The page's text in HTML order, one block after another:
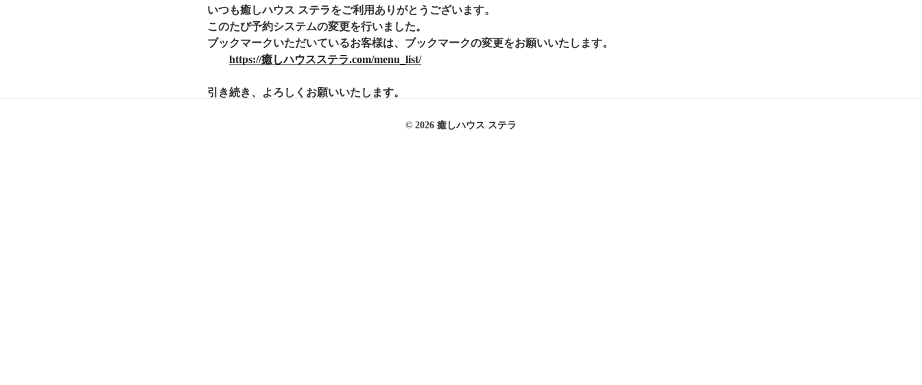
いつも癒しハウス ステラをご利用ありがとうございます。
このたび予約システムの変更を行いました。
ブックマークいただいているお客様は、ブックマークの変更をお願いいたします。
https://癒しハウスステラ.com/menu_list/
引き続き、よろしくお願いいたします。
© 2026 癒しハウス ステラ